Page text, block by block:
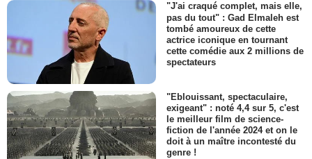
"J'ai craqué complet, mais elle,
pas du tout" : Gad Elmaleh est
tombé amoureux de cette
actrice iconique en tournant
cette comédie aux 2 millions de
spectateurs
"Eblouissant, spectaculaire,
exigeant" : noté 4,4 sur 5, c'est
le meilleur film de science-
fiction de l'année 2024 et on le
doit à un maître incontesté du
genre !